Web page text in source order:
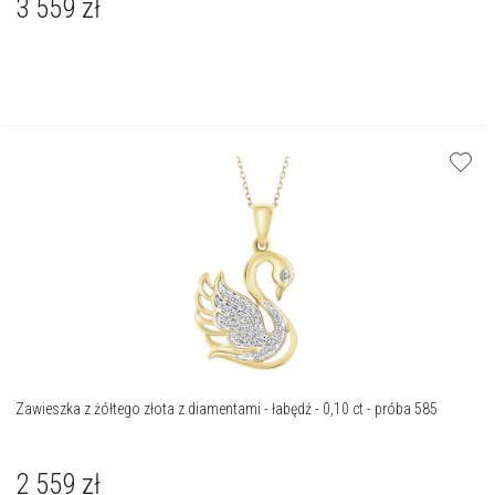
3 559 zł
Zawieszka z żółtego złota z diamentami - łabędź - 0,10 ct - próba 585
2 559 zł